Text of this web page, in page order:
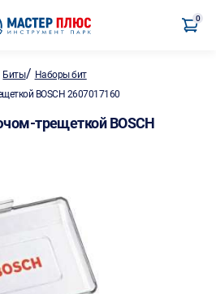
0
Биты/ Наборы бит
BOSCH 2607017160
трещеткой BOSCH